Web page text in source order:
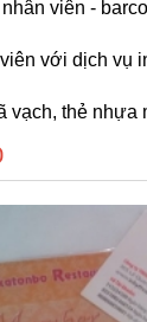
viên -
với dịch vụ
vạch, thẻ nhựa